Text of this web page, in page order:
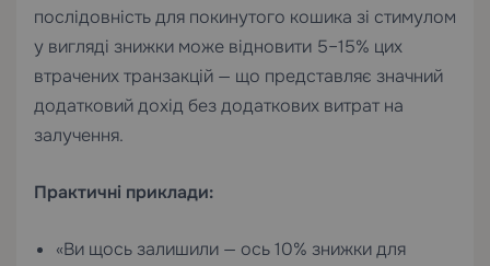
послідовність для покинутого кошика зі стимулом
у вигляді знижки може відновити 5–15% цих
втрачених транзакцій — що представляє значний
додатковий дохід без додаткових витрат на
залучення.
Практичні приклади:
«Ви щось залишили — ось 10% знижки для